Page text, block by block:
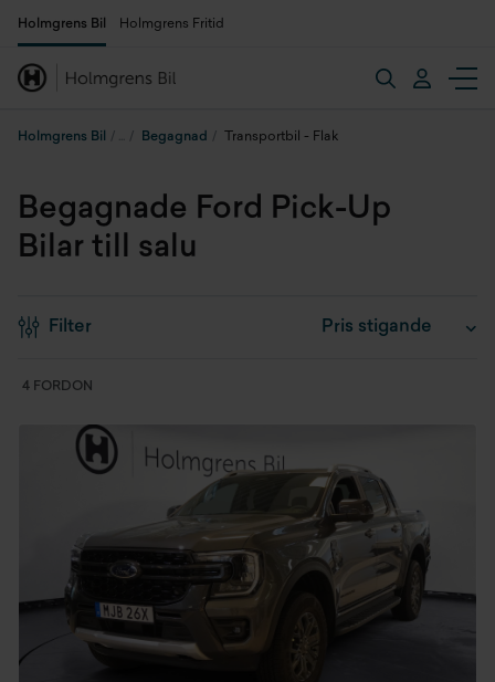
Holmgrens Bil Holmgrens Fritid
Holmgrens Bil Begagnad Transportbil - Flak
Begagnade Ford Pick-Up
Bilar till salu
Filter
4 FORDON